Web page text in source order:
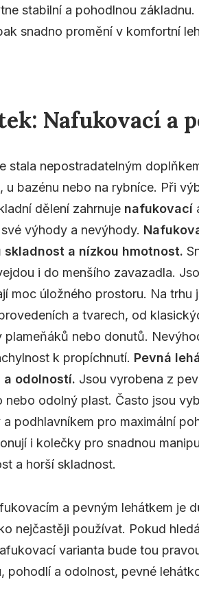
stabilní a pohodlnou základnu.
snadno promění v komfortní
Nafukovací a
stala nepostradatelným
u bazénu nebo na rybníce. Při
dělení zahrnuje nafukovací
výhody a nevýhody.
skladnost a nízkou hmotnost.
i do menšího zavazadla.
moc úložného prostoru. Na trhu
a tvarech, od
plameňáků nebo donutů.
k propíchnutí. Pevná
odolností. Jsou vyrobena z
nebo odolný plast. Často jsou
podhlavníkem pro maximální
i kolečky pro snadnou
a horší skladnost.
a pevným lehátkem je
nejčastěji používat. Pokud
varianta bude tou
pohodlí a odolnost, pevné